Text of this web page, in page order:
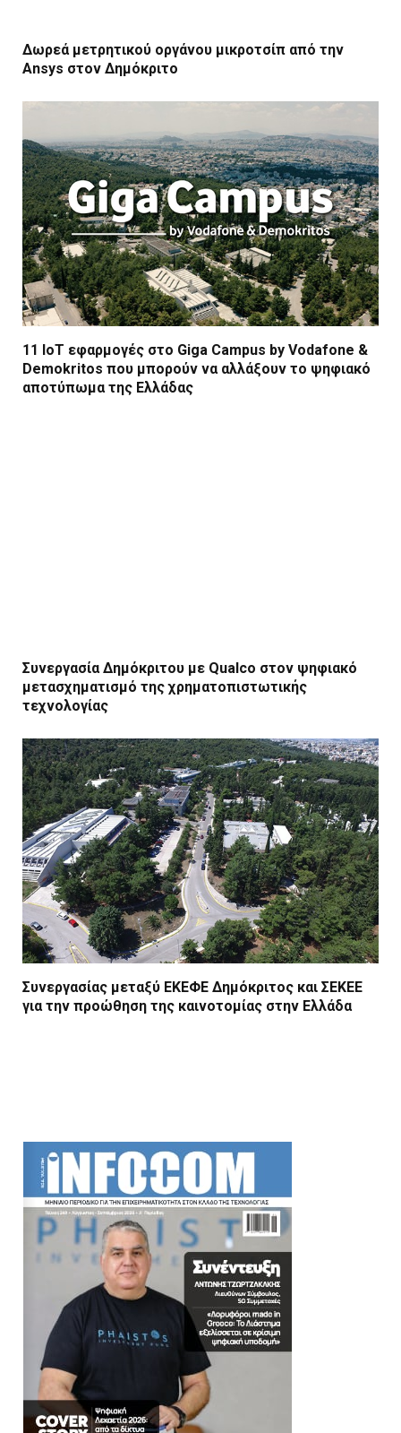
Δωρεά μετρητικού οργάνου μικροτσίπ από την
Ansys στον Δημόκριτο
11 ΙοΤ εφαρμογές στο Giga Campus by Vodafone &
Demokritos που μπορούν να αλλάξουν το ψηφιακό
αποτύπωμα της Ελλάδας
Συνεργασία Δημόκριτου με Qualco στον ψηφιακό
μετασχηματισμό της χρηματοπιστωτικής
τεχνολογίας
Συνεργασίας μεταξύ ΕΚΕΦΕ Δημόκριτος και ΣΕΚΕΕ
για την προώθηση της καινοτομίας στην Ελλάδα